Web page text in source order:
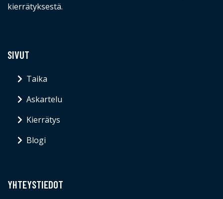
kierrätyksestä.
SIVUT
Taika
Askartelu
Kierrätys
Blogi
YHTEYSTIEDOT